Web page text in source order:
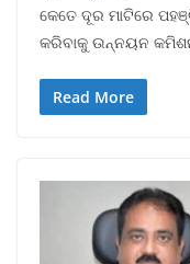
କେତେ ଦୂର ମାଟିରେ
କରିବାକୁ ଉନ୍ନୟନ
Read More